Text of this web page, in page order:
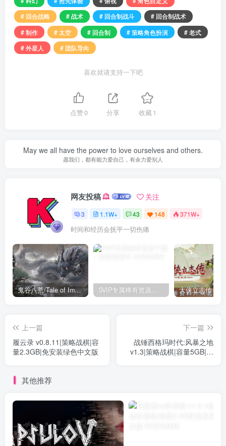
# 回合战略
# 战术 # 回合制战斗
# 回合制战术
# 制作
# 太空 # 回合制 # 策略角色扮演
# 老式
# 外星人
# 团队导向
喜欢就请支持一下吧
点赞0 分享 收藏1
Suffer all the pain can destroy a person, but it also can kill the
pain.
关注
上一篇
履云录 v0.8.11|策略战棋|容
下一篇
战锤西格玛时代:风暴之地